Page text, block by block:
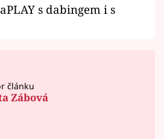
s dabingem i s
článku
Zábová